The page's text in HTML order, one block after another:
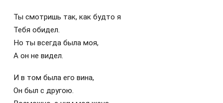
Ты смотришь так, как будто я
Тебя обидел.
Но ты всегда была моя,
А он не видел.
И в том была его вина,
Он был с другою.